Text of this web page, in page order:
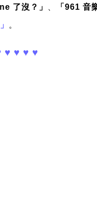
了沒？」 「961 音
。
♥ ♥ ♥ ♥